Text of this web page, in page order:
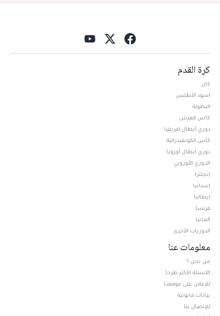
كرة القدم
كان
أسود الأطلس
البطولة
كأس العرش
دوري أبطال افريقيا
كأس الكونفيدرالية
دوري أبطال أوروبا
الدوري الأوروبي
إنجلترا
إسبانيا
إيطاليا
فرنسا
ألمانيا
الدوريات الأخرى
معلومات عنا
من نحن ؟
الأسئلة الأكثر طرحا
للإعلان على موقعنا
بيانات قانونية
للإتصال بنا